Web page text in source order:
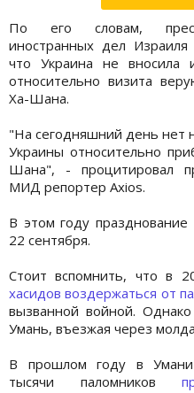
По его словам, пресс-
иностранных дел
что Украина не вносила
относительно визита
Ха-Шана.
"На сегодняшний день нет
Украины относительно
Шана", - процитировал
МИД репортер Axios.
В этом году
22 сентября.
Стоит вспомнить, что в
хасидов воздержаться от
вызванной войной.
Умань, въезжая через
В прошлом году в Умани
тысячи паломников